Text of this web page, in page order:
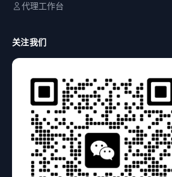
代理工作台
关注我们